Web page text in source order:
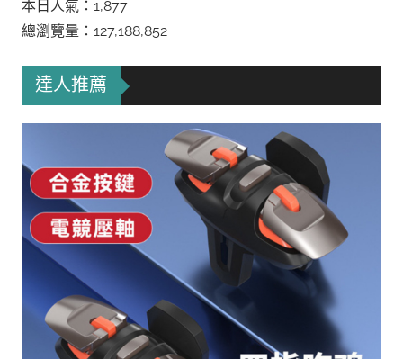
本日人氣：1,877
總瀏覽量：127,188,852
達人推薦